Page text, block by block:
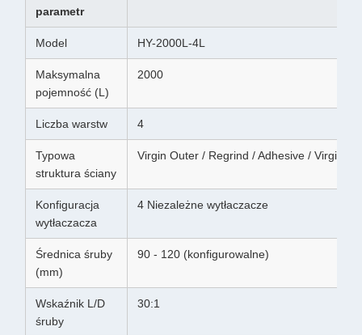
parametr
Model HY-2000L-4L
Maksymalna
pojemność (L)
2000
Liczba warstw 4
Typowa
struktura ściany
Virgin Outer / Regrind / Adhesive / Virgin
Konfiguracja
wytłaczacza
4 Niezależne wytłaczacze
Średnica śruby
(mm)
90 - 120 (konfigurowalne)
Wskaźnik L/D
śruby
30:1